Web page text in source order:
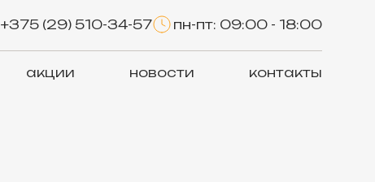
+375 (29) 510-34-57 пн-пт: 09:00 - 18:00
акции новости контакты